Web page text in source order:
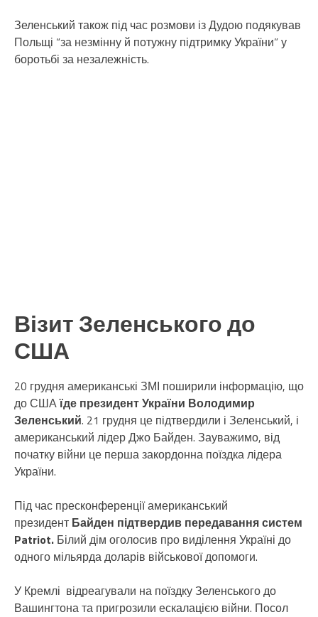
Зеленський також під час розмови із Дудою подякував
Польщі “за незмінну й потужну підтримку України” у
боротьбі за незалежність.
Візит Зеленського до
США
20 грудня американські ЗМІ поширили інформацію, що
до СШАїде президент України Володимир
Зеленський. 21 грудня це підтвердили і Зеленський, і
американський лідер Джо Байден. Зауважимо, від
початку війни це перша закордонна поїздка лідера
України.
Під час пресконференції американський
президент Байден підтвердив передавання систем
Patriot. Білий дім оголосив про виділення Україні до
одного мільярда доларів військової допомоги.
У Кремлі відреагували на поїздку Зеленського до
Вашингтона та пригрозили ескалацією війни. Посол